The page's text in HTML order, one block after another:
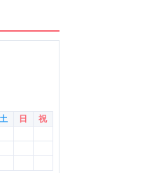
土 日
祝